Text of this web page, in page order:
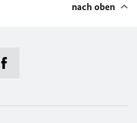
nach oben